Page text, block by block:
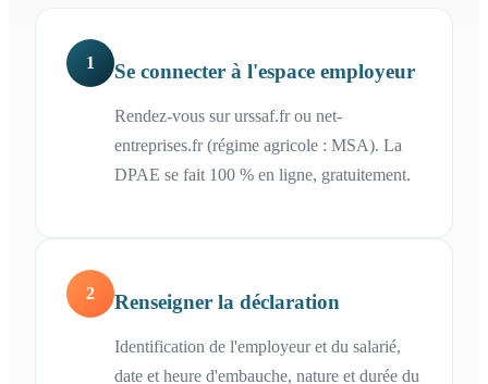
1 Se connecter à l'espace employeur
Rendez-vous sur urssaf.fr ou net-
entreprises.fr (régime agricole : MSA). La
DPAE se fait 100 % en ligne, gratuitement.
2 Renseigner la déclaration
Identification de l'employeur et du salarié,
date et heure d'embauche, nature et durée du